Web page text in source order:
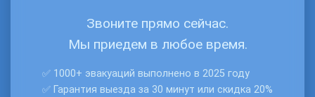
Звоните прямо сейчас.
Мы приедем в любое время.
✅ 1000+ эвакуаций выполнено в 2025 году
✅ Гарантия выезда за 30 минут или скидка 20%